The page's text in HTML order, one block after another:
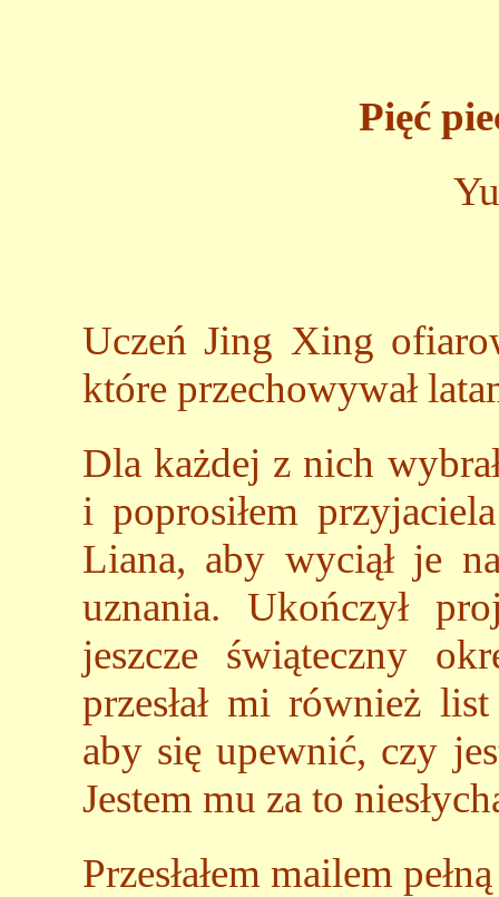
Pięć
Uczeń Jing Xing
które przechowywał
Dla każdej z nich
i poprosiłem
Liana, aby wyciął je
uznania. Ukończył
jeszcze świąteczny
przesłał mi również
aby się upewnić, czy
Jestem mu za to
Przesłałem mailem